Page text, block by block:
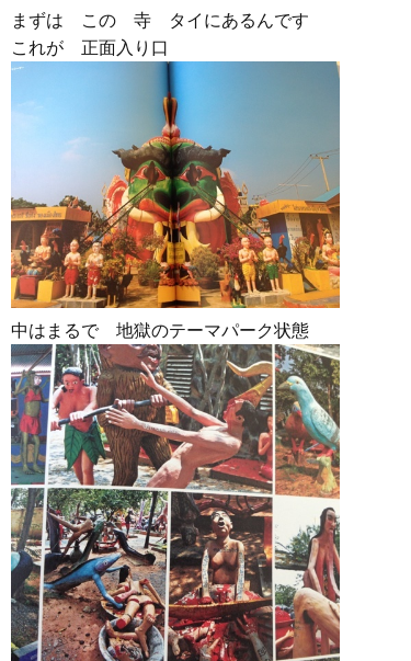
まずは この 寺 タイにあるんです
これが 正面入り口
中はまるで 地獄のテーマパーク状態